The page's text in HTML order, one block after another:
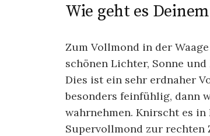
Wie geht es
Zum Vollmond in der
schönen Lichter, Sonne
Dies ist ein sehr erdnaher
besonders feinfühlig, dann
wahrnehmen. Knirscht es
Supervollmond zur rechten